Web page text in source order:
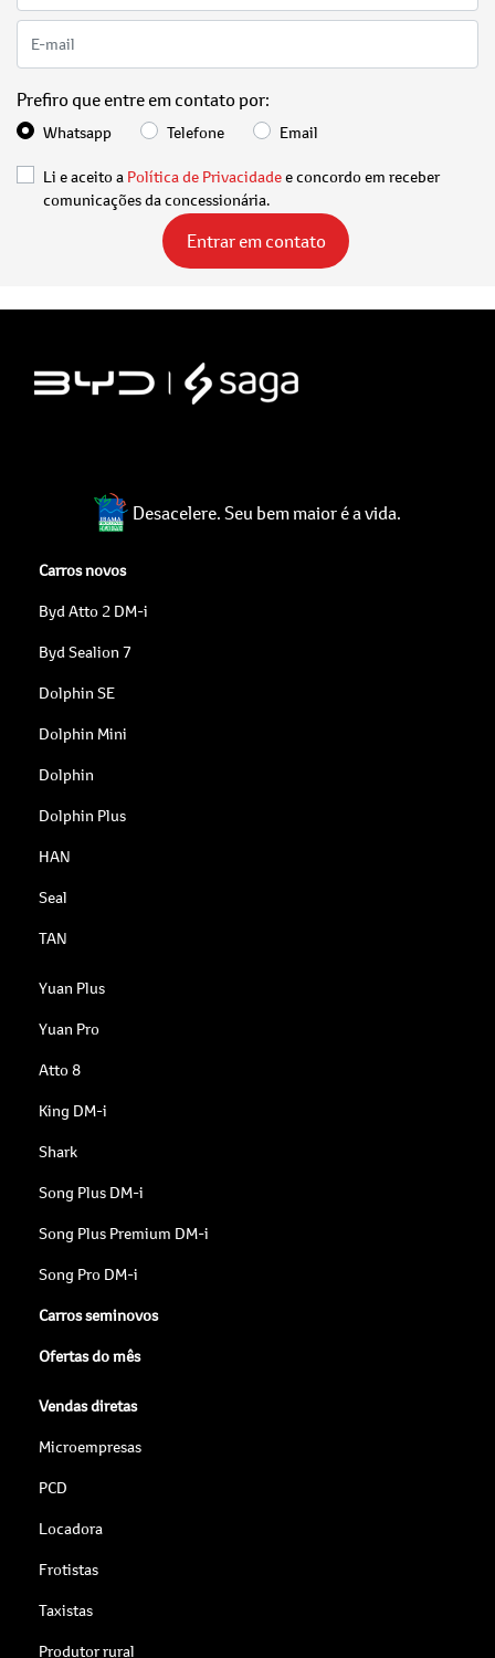
Prefiro que entre em contato por:
Whatsapp Telefone Email
Li e aceito a Política de Privacidadee concordo em receber
comunicações da concessionária.
Entrar em contato
Desacelere. Seu bem maior é a vida.
Carros novos
Byd Atto 2 DM-i
Byd Sealion 7
Dolphin SE
Dolphin Mini
Dolphin
Dolphin Plus
HAN
Seal
TAN
Yuan Plus
Yuan Pro
Atto 8
King DM-i
Shark
Song Plus DM-i
Song Plus Premium DM-i
Song Pro DM-i
Carros seminovos
Ofertas do mês
Vendas diretas
Microempresas
PCD
Locadora
Frotistas
Taxistas
Produtor rural